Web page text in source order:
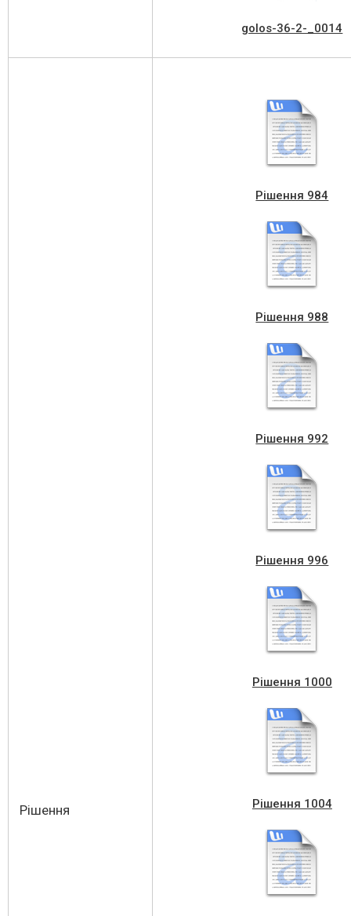
golos-36-2-_0014
Рішення
Рішення 984
Рішення 988
Рішення 992
Рішення 996
Рішення 1000
Рішення 1004